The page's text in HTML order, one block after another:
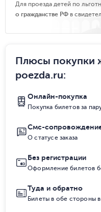
Для проезда детей по
о гражданстве РФ в
Плюсы покупки
poezda.ru:
Онлайн-покупка
Покупка билетов за
Смс-
О статусе заказа
Без регистрации
Оформление билетов
Туда и обратно
Билеты в обе стороны